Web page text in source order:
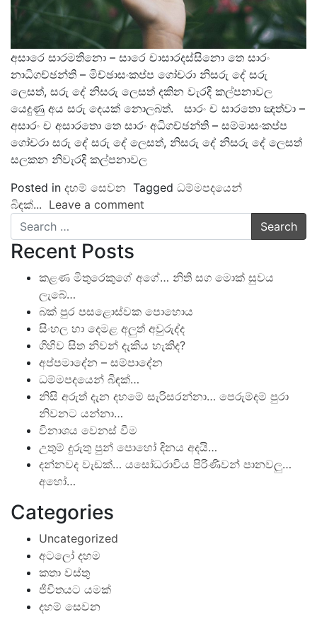
අසාරෙ සාරමතිනො – සාරෙ චාසාරදස්සිනො තෙ සාරං
නාධිගච්ඡන්ති – මිච්ඡාසංකප්ප ගෝචරා නිසරු දේ සරු
ලෙසත්, සරු දේ නිසරු ලෙසත් දකින වැරදි කල්පනාවල
යෙදුණු අය සරු දෙයක් නොලබත්. සාරං ච සාරතො ඤත්වා –
අසාරං ච අසාරතො තෙ සාරං අධිගච්ඡන්ති – සම්මාසංකප්ප
ගෝචරා සරු දේ සරු දේ ලෙසත්, නිසරු දේ නිසරු දේ ලෙසත්
සලකන නිවැරදි කල්පනාවල
Posted in දහම් සෙවන Tagged ධම්මපදයෙන්
බිඳක්... Leave a comment
Search
Recent Posts
කළණ මිතුරෙකුගේ අගේ… නිති සග මොක් සුවය
ලැබේ…
බක් පුර පසළොස්වක පොහොය
සිංහල හා දෙමළ අලුත් අවුරුද්ද
ගිහිව සිත නිවන් දැකිය හැකිද?
අප්පමාදේන – සම්පාදේන
ධම්මපදයෙන් බිඳක්…
නිසි අරුත් දැන දහමේ සැරිසරන්නා… පෙරුම්දම් පුරා
නිවනට යන්නා…
විනාශය වෙනස් වීම
උතුම් දුරුතු පුන් පොහෝ දිනය අදයි…
දන්නවද වැඩක්… යසෝධරාවිය පිරිණිවන් පානවලු…
අහෝ…
Categories
Uncategorized
අටලෝ දහම
කතා වස්තු
ජීවිතයට යමක්
දහම් සෙවන